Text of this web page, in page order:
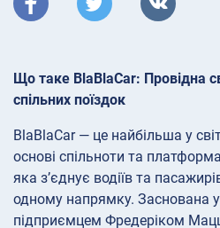
Що таке BlaBlaCar: Провідна
спільних поїздок
BlaBlaCar — це найбільша у
основі спільноти та
яка з’єднує водіїв та
одному напрямку. Заснована
підприємцем Фредеріком